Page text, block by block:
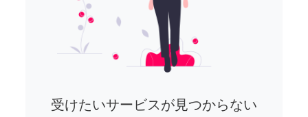
受けたいサービスが見つからない